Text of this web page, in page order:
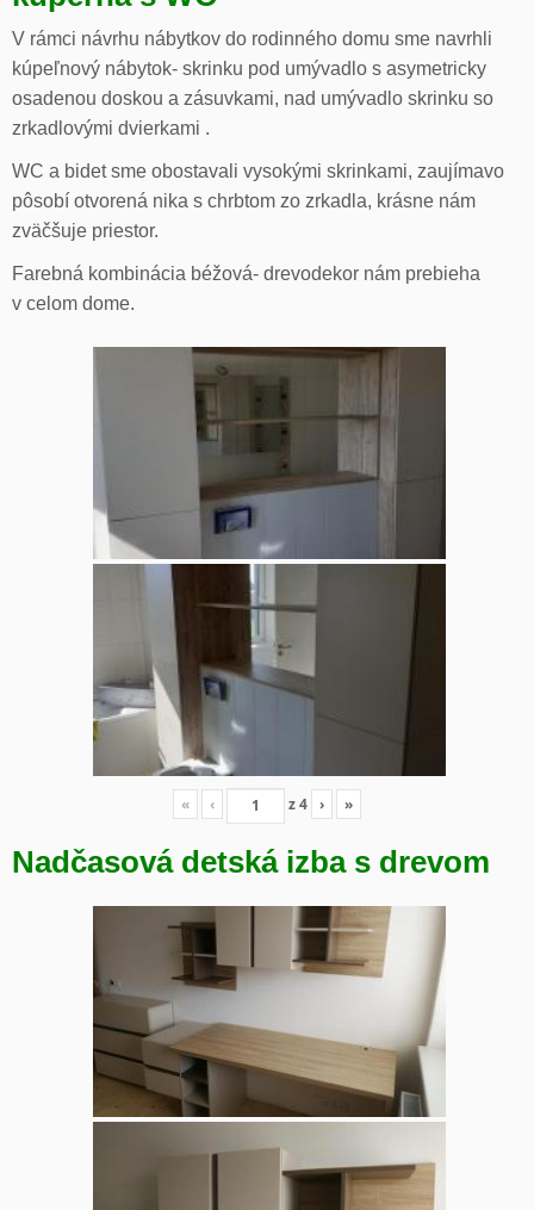
V rámci návrhu nábytkov do rodinného domu sme navrhli
kúpeľnový nábytok- skrinku pod umývadlo s asymetricky
osadenou doskou a zásuvkami, nad umývadlo skrinku so
zrkadlovými dvierkami .
WC a bidet sme obostavali vysokými skrinkami, zaujímavo
pôsobí otvorená nika s chrbtom zo zrkadla, krásne nám
zväčšuje priestor.
Farebná kombinácia béžová- drevodekor nám prebieha
v celom dome.
« ‹ z4 › »
Nadčasová detská izba s drevom